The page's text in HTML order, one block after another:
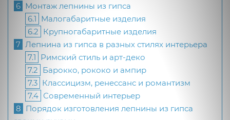
6 Монтаж лепнины из гипса
6.1 Малогабаритные изделия
6.2 Крупногабаритные изделия
7 Лепнина из гипса в разных стилях интерьера
7.1 Римский стиль и арт-деко
7.2 Барокко, рококо и ампир
7.3 Классицизм, ренессанс и романтизм
7.4 Современный интерьер
8 Порядок изготовления лепнины из гипса